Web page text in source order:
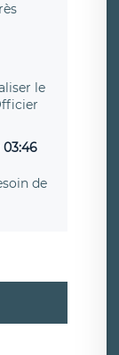
le
03:46
de